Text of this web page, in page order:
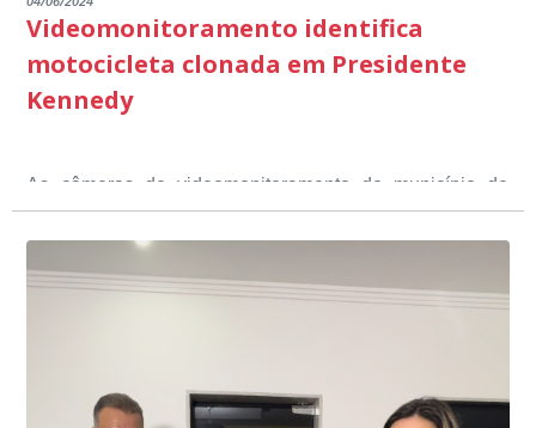
Videomonitoramento identifica
motocicleta clonada em Presidente
Kennedy
As câmeras de videomonitoramento do município de
Presidente Kennedy identificaram neste fim de semana,
01 de junho, uma motocicleta com indícios de
adulteração, imediatamente, a central de
videomonitoramento acionou a Guarda Civil Municipal,
Durante a abordagem a adulteração foi comprovada,
através da conferência do Chassi, a motocicleta, bem
conta do sistema de videomonitoramento instalado